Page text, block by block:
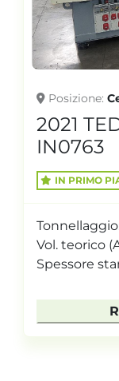
Posizione
2021
IN0763
IN PRIMO
Vol. teorico
Spessore